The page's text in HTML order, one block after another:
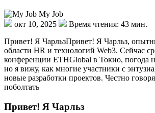
My Job
окт 10, 2025
Время чтения: 43 мин.
Привет! Я ЧарльзПривет! Я Чарльз,
области HR и технологий Web3. Сейчас
конференции ETHGlobal в Токио, погода
но я вижу, как многие участники с
новые разработки проектов. Честно
поболтать
Привет! Я Чарльз